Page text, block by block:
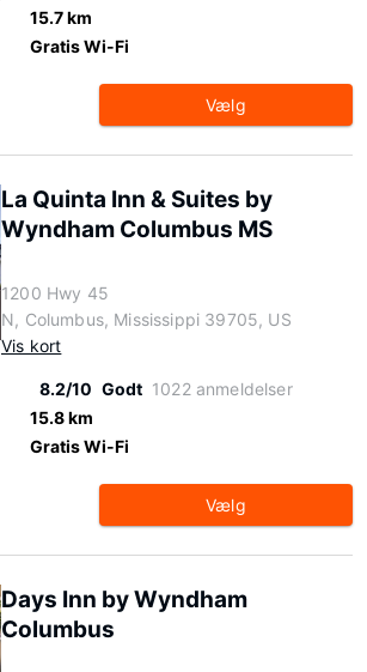
15.7 km
Gratis Wi-Fi
Vælg
La Quinta Inn & Suites by
Wyndham Columbus MS
1200 Hwy 45
N, Columbus, Mississippi 39705, US
Vis kort
8.2/10 Godt 1022 anmeldelser
15.8 km
Gratis Wi-Fi
Vælg
Days Inn by Wyndham
Columbus